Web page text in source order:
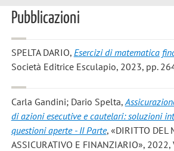
Pubblicazioni
SPELTA DARIO, Esercizi di matematica
Società Editrice Esculapio, 2023, pp.
Carla Gandini; Dario Spelta,
di azioni esecutive e cautelari: soluzioni
questioni aperte - II Parte, «DIRITTO DEL
ASSICURATIVO E FINANZIARIO»,